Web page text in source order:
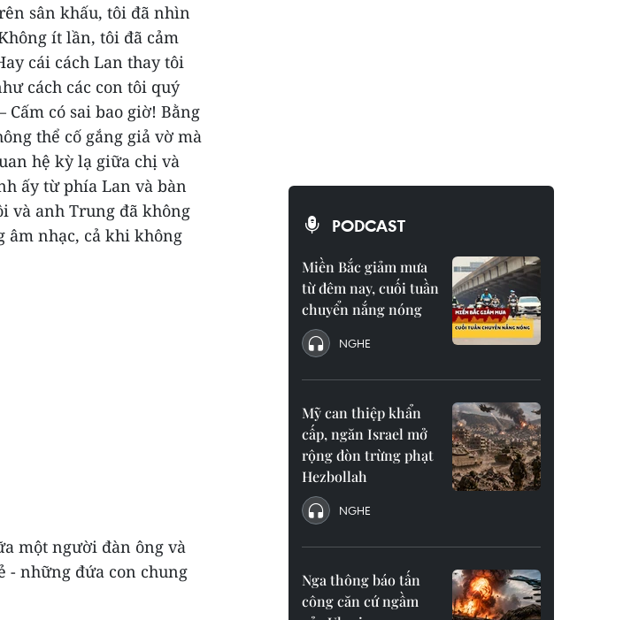
sân khấu, tôi đã nhìn
ít lần, tôi đã cảm
cái cách Lan thay tôi
cách các con tôi quý
có sai bao giờ! Bằng
thể cố gắng giả vờ mà
hệ kỳ lạ giữa chị và
ấy từ phía Lan và bàn
và anh Trung đã không
âm nhạc, cả khi không
một người đàn ông và
- những đứa con chung
PODCAST
Miền Bắc giảm mưa
từ đêm nay, cuối tuần
chuyển nắng nóng
NGHE
Mỹ can thiệp khẩn
cấp, ngăn Israel mở
rộng đòn trừng phạt
Hezbollah
NGHE
Nga thông báo tấn
công căn cứ ngầm